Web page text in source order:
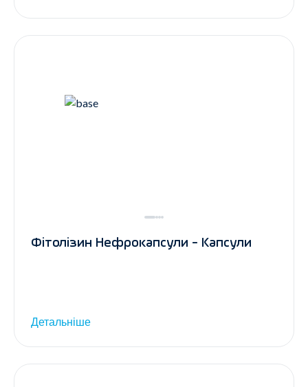
Фітолізин Нефрокапсули - Капсули
Детальніше